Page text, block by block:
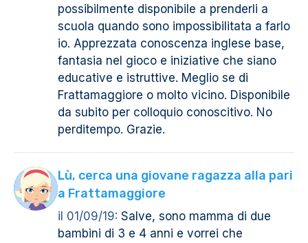
possibilmente disponibile a prenderli a
scuola quando sono impossibilitata a farlo
io. Apprezzata conoscenza inglese base,
fantasia nel gioco e iniziative che siano
educative e istruttive. Meglio se di
Frattamaggiore o molto vicino. Disponibile
da subito per colloquio conoscitivo. No
perditempo. Grazie.
Lù, cerca una giovane ragazza alla pari
a Frattamaggiore
il 01/09/19: Salve, sono mamma di due
bambini di 3 e 4 anni e vorrei che